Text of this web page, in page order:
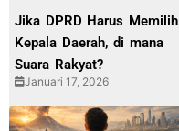
Jika DPRD Harus Memilih
Kepala Daerah, di mana
Suara Rakyat?
Januari 17, 2026